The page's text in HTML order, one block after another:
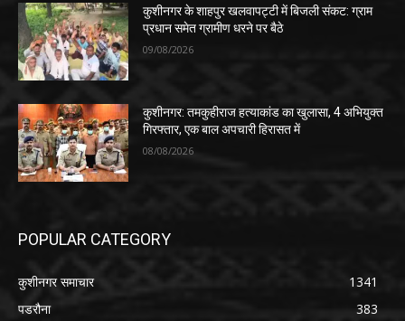
कुशीनगर के शाहपुर खलवापट्टी में बिजली संकट: ग्राम
प्रधान समेत ग्रामीण धरने पर बैठे
09/08/2026
कुशीनगर: तमकुहीराज हत्याकांड का खुलासा, 4 अभियुक्त
गिरफ्तार, एक बाल अपचारी हिरासत में
08/08/2026
POPULAR CATEGORY
कुशीनगर समाचार
1341
पडरौना
383